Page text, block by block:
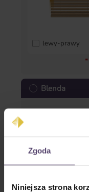
Zgoda
Niniejsza strona
lewy-prawy
Blenda